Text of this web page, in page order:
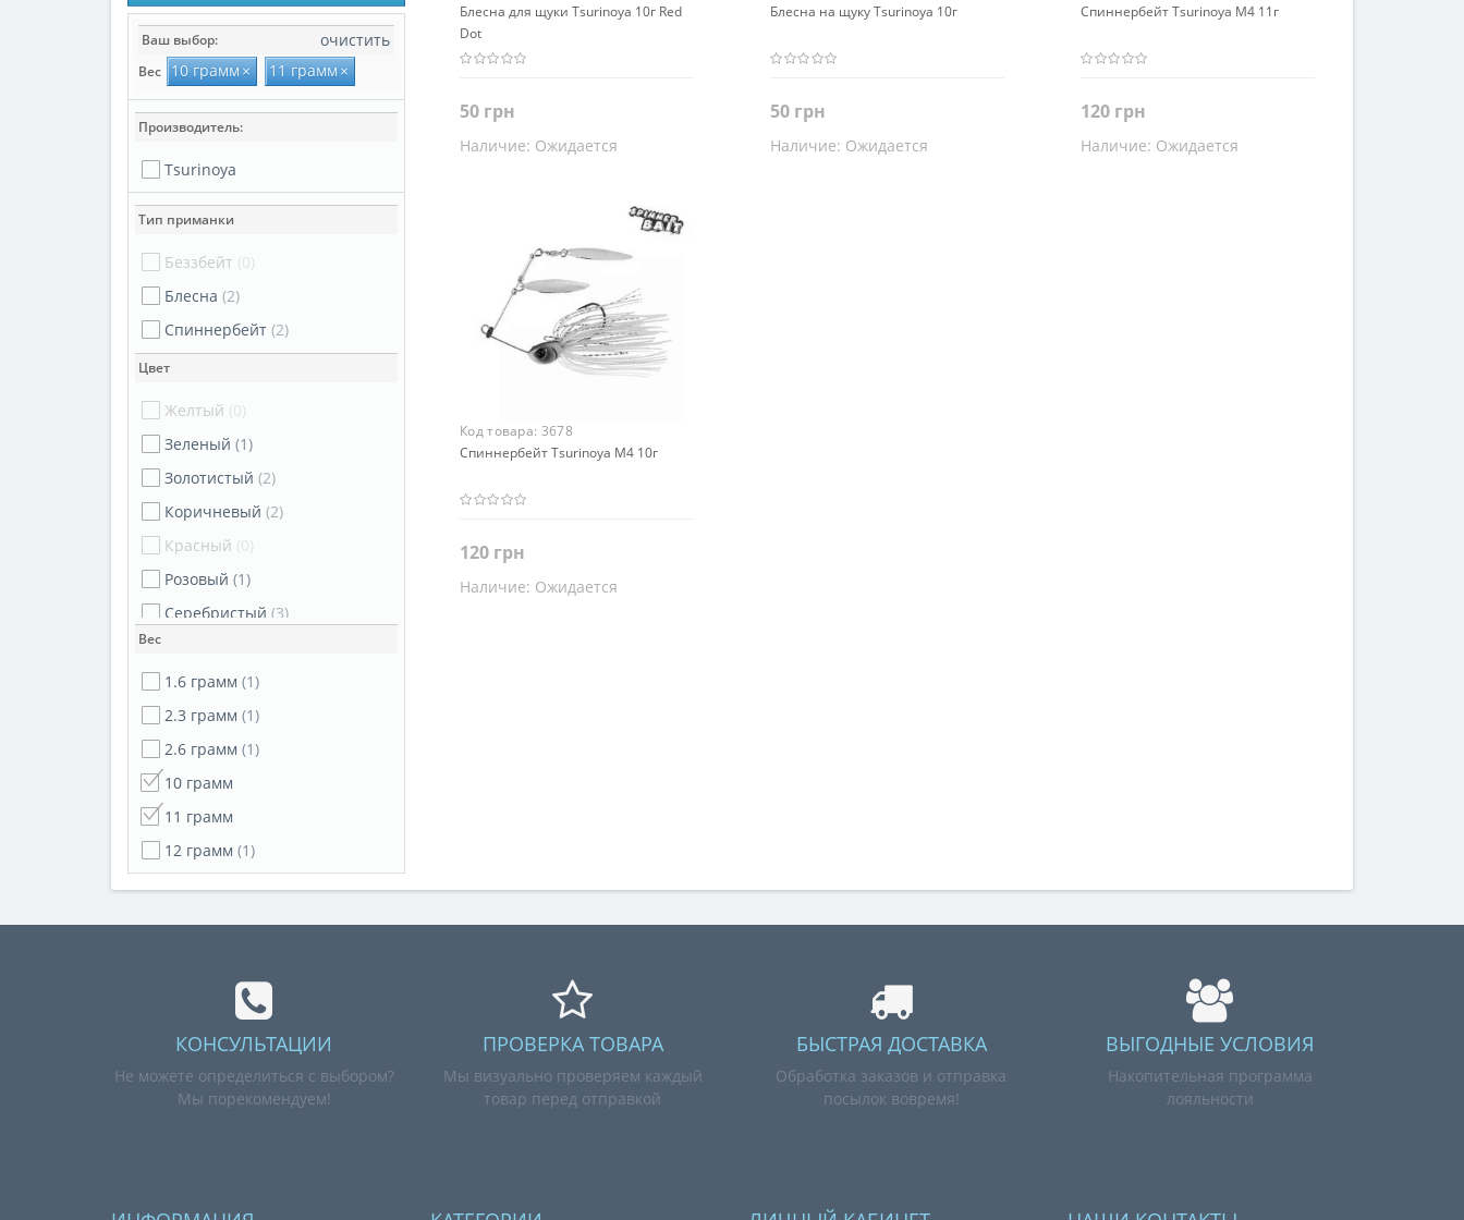
Ваш выбор: очистить
Вес 10 грамм× 11 грамм×
Производитель:
Tsurinoya
Тип приманки
Беззбейт (0)
Блесна (2)
Спиннербейт (2)
Цвет
Желтый (0)
Зеленый (1)
Золотистый (2)
Коричневый (2)
Красный (0)
Розовый (1)
Серебристый (3)
Вес
1.6 грамм (1)
2.3 грамм (1)
2.6 грамм (1)
10 грамм
11 грамм
12 грамм (1)
Блесна для щуки Tsurinoya 10г Red
Dot
50 грн
Закончился
Наличие: Ожидается
Блесна на щуку Tsurinoya 10г
50 грн
Закончился
Наличие: Ожидается
Спиннербейт Tsurinoya M4 11г
120 грн
Закончился
Наличие: Ожидается
Код товара: 3678
Спиннербейт Tsurinoya M4 10г
120 грн
Закончился
Наличие: Ожидается
КОНСУЛЬТАЦИИ
Не можете определиться с выбором?
Мы порекомендуем!
ПРОВЕРКА ТОВАРА
Мы визуально проверяем каждый
товар перед отправкой
БЫСТРАЯ ДОСТАВКА
Обработка заказов и отправка
посылок вовремя!
ВЫГОДНЫЕ УСЛОВИЯ
Накопительная программа
лояльности